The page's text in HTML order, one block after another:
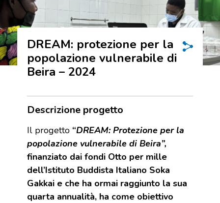
DREAM: protezione per la
popolazione vulnerabile di
Beira – 2024
Descrizione progetto
Il progetto “DREAM: Protezione per la
popolazione vulnerabile di Beira”,
finanziato dai fondi Otto per mille
dell’Istituto Buddista Italiano Soka
Gakkai e che ha ormai raggiunto la sua
quarta annualità, ha come obiettivo